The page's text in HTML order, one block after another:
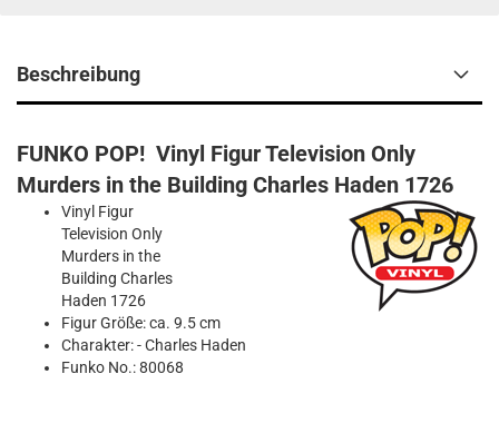
Beschreibung
FUNKO POP! Vinyl Figur Television Only
Murders in the Building Charles Haden 1726
Vinyl Figur
Television Only
Murders in the
Building Charles
Haden 1726
Figur Größe: ca. 9.5 cm
Charakter: - Charles Haden
Funko No.: 80068